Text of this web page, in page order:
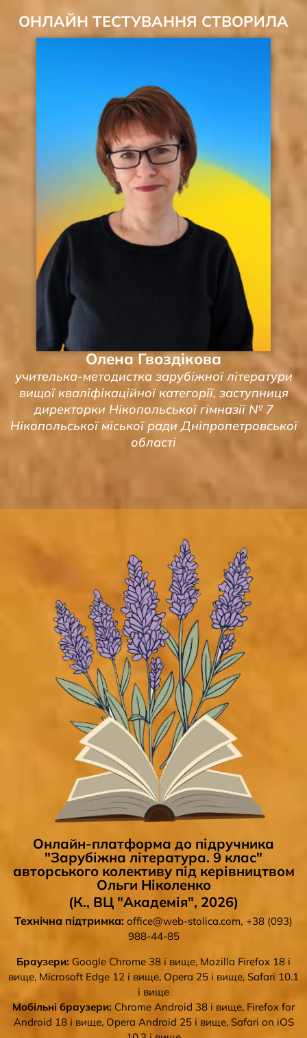
ОНЛАЙН ТЕСТУВАННЯ СТВОРИЛА
Олена Гвоздікова
учителька-методистка зарубіжної літератури
вищої кваліфікаційної категорії, заступниця
директорки Нікопольської гімназії № 7
Нікопольської міської ради Дніпропетровської
області
Онлайн-платформа до підручника
"Зарубіжна література. 9 клас"
авторського колективу під керівництвом
Ольги Ніколенко
(К., ВЦ "Академія", 2026)
Технічна підтримка: office@web-stolica.com, +38 (093)
988-44-85
Браузери: Google Chrome 38 і вище, Mozilla Firefox 18 і
вище, Microsoft Edge 12 і вище, Opera 25 і вище, Safari 10.1
і вище
Мобільні браузери: Chrome Android 38 і вище, Firefox for
Android 18 і вище, Opera Android 25 і вище, Safari on iOS